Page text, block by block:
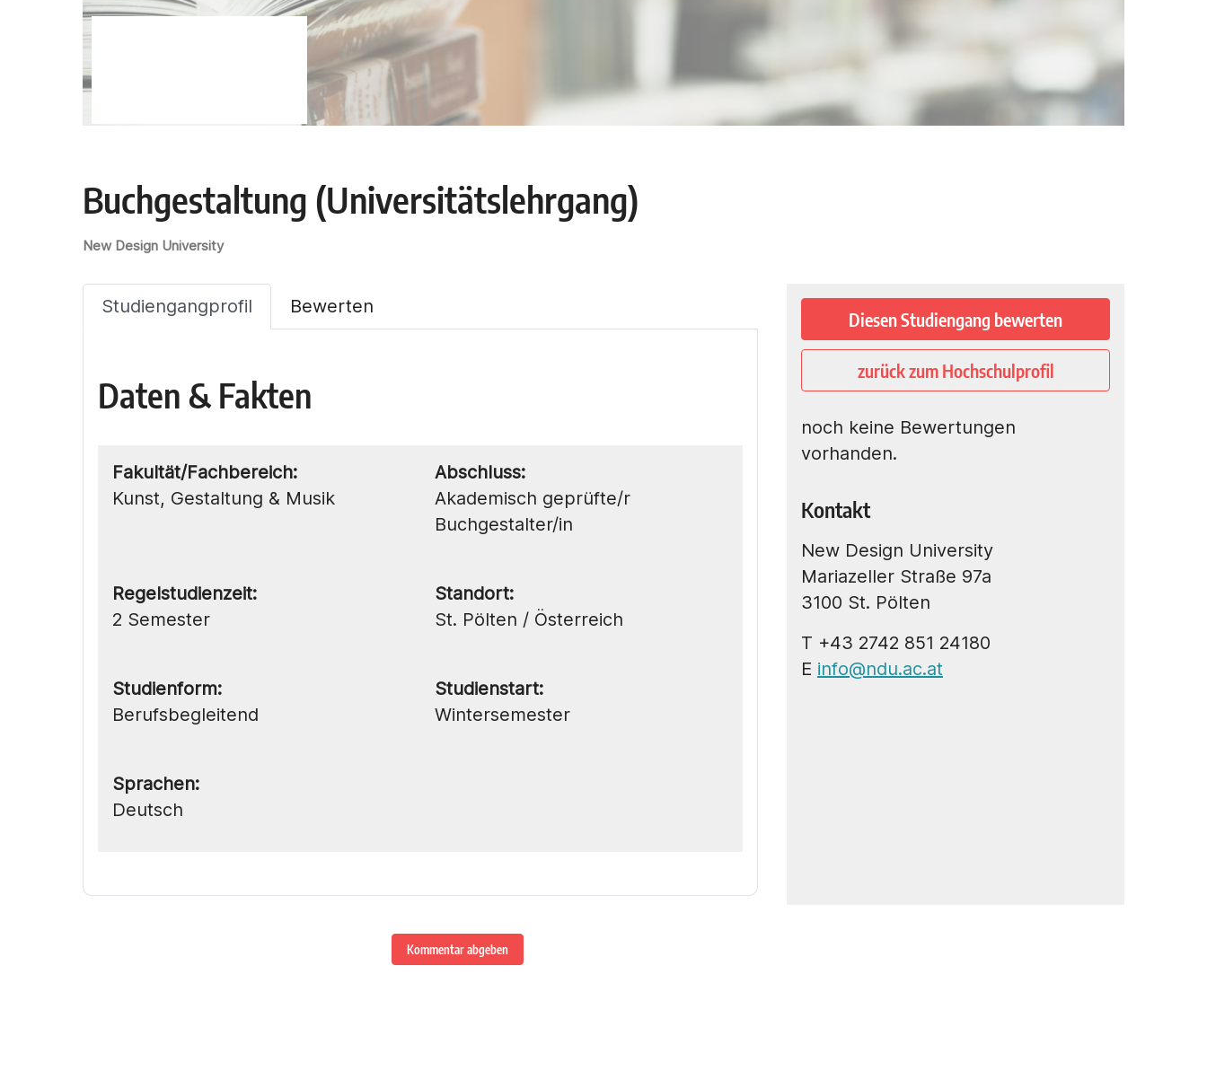
Buchgestaltung (Universitätslehrgang)
New Design University
Studiengangprofil Bewerten
Daten & Fakten
Fakultät/Fachbereich:
Kunst, Gestaltung & Musik
Abschluss:
Akademisch geprüfte/r
Buchgestalter/in
Regelstudienzeit:
2 Semester
Standort:
St. Pölten / Österreich
Studienform:
Berufsbegleitend
Studienstart:
Wintersemester
Sprachen:
Deutsch
Diesen Studiengang bewerten
zurück zum Hochschulprofil
noch keine Bewertungen
vorhanden.
Kontakt
New Design University
Mariazeller Straße 97a
3100 St. Pölten
T +43 2742 851 24180
E info@ndu.ac.at
Kommentar abgeben